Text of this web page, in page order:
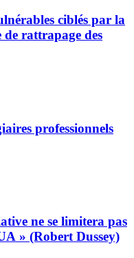
ciblés par la
de rattrapage des
professionnels
ne se limitera pas
» (Robert Dussey)